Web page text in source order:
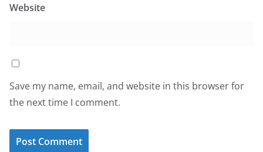
Website
Save my name, email, and website in this browser for
the next time I comment.